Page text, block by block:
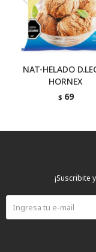
NAT-HELADO
HORNEX
$ 69
¡Suscribite